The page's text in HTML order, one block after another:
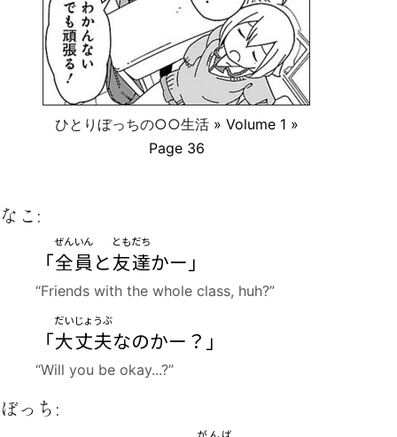
ひとりぼっちの○○生活» Volume 1 »
Page 36
なこ:
「全員
ぜんいん
と友達
ともだち
かー」
“Friends with the whole class, huh?”
「大丈夫
だいじょうぶ
なのかー？」
“Will you be okay...?”
ぼっち:
がんば